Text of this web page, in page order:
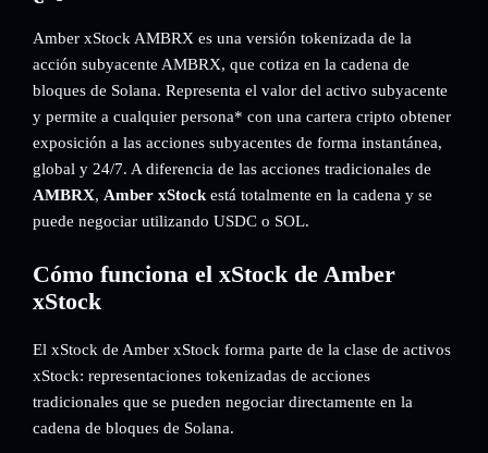
Amber xStock AMBRX es una versión tokenizada de la
acción subyacente AMBRX, que cotiza en la cadena de
bloques de Solana. Representa el valor del activo subyacente
y permite a cualquier persona* con una cartera cripto obtener
exposición a las acciones subyacentes de forma instantánea,
global y 24/7. A diferencia de las acciones tradicionales de
AMBRX, Amber xStock está totalmente en la cadena y se
puede negociar utilizando USDC o SOL.
Cómo funciona el xStock de Amber
xStock
El xStock de Amber xStock forma parte de la clase de activos
xStock: representaciones tokenizadas de acciones
tradicionales que se pueden negociar directamente en la
cadena de bloques de Solana.